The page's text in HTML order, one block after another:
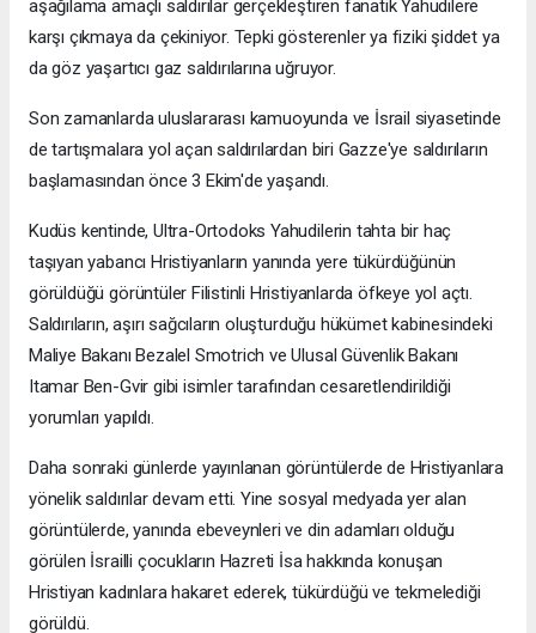
aşağılama amaçlı saldırılar gerçekleştiren fanatik Yahudilere
karşı çıkmaya da çekiniyor. Tepki gösterenler ya fiziki şiddet ya
da göz yaşartıcı gaz saldırılarına uğruyor.
Son zamanlarda uluslararası kamuoyunda ve İsrail siyasetinde
de tartışmalara yol açan saldırılardan biri Gazze'ye saldırıların
başlamasından önce 3 Ekim'de yaşandı.
Kudüs kentinde, Ultra-Ortodoks Yahudilerin tahta bir haç
taşıyan yabancı Hristiyanların yanında yere tükürdüğünün
görüldüğü görüntüler Filistinli Hristiyanlarda öfkeye yol açtı.
Saldırıların, aşırı sağcıların oluşturduğu hükümet kabinesindeki
Maliye Bakanı Bezalel Smotrich ve Ulusal Güvenlik Bakanı
Itamar Ben-Gvir gibi isimler tarafından cesaretlendirildiği
yorumları yapıldı.
Daha sonraki günlerde yayınlanan görüntülerde de Hristiyanlara
yönelik saldırılar devam etti. Yine sosyal medyada yer alan
görüntülerde, yanında ebeveynleri ve din adamları olduğu
görülen İsrailli çocukların Hazreti İsa hakkında konuşan
Hristiyan kadınlara hakaret ederek, tükürdüğü ve tekmelediği
görüldü.